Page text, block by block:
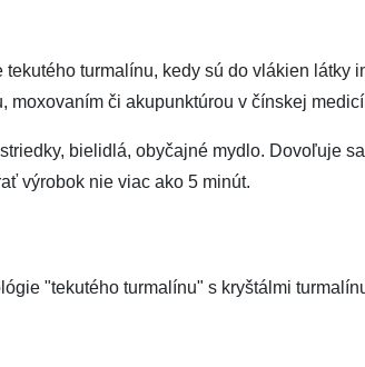
turmalínu, kedy sú do vlákien látky
moxovaním či akupunktúrou v čínskej
bielidlá, obyčajné mydlo. Dovoľuje
výrobok nie viac ako 5 minút.
"tekutého turmalínu" s kryštálmi